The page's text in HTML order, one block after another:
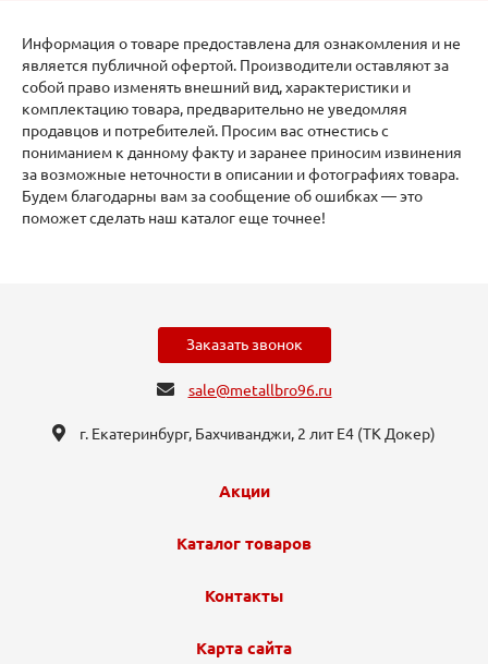
Информация о товаре предоставлена для ознакомления и не
является публичной офертой. Производители оставляют за
собой право изменять внешний вид, характеристики и
комплектацию товара, предварительно не уведомляя
продавцов и потребителей. Просим вас отнестись с
пониманием к данному факту и заранее приносим извинения
за возможные неточности в описании и фотографиях товара.
Будем благодарны вам за сообщение об ошибках — это
поможет сделать наш каталог еще точнее!
Заказать звонок
sale@metallbro96.ru
г. Екатеринбург, ​Бахчиванджи, 2 лит Е4 (ТК Докер​)
Акции
Каталог товаров
Контакты
Карта сайта